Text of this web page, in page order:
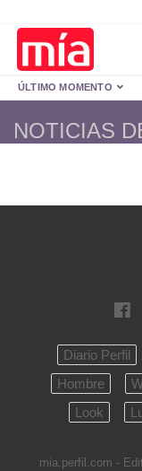
ÚLTIMO MOMENTO
NOTICIAS
Diario Perfil
Hombre
Look
mia.perfil.com -